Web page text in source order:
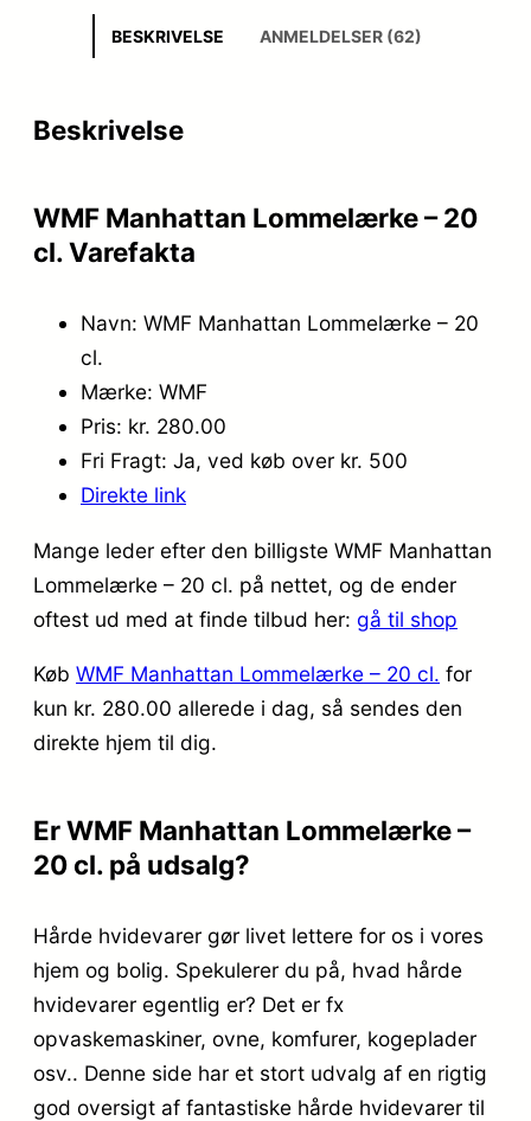
BESKRIVELSE ANMELDELSER (62)
Beskrivelse
WMF Manhattan Lommelærke – 20
cl. Varefakta
Navn: WMF Manhattan Lommelærke – 20
cl.
Mærke: WMF
Pris: kr. 280.00
Fri Fragt: Ja, ved køb over kr. 500
Direkte link
Mange leder efter den billigste WMF Manhattan
Lommelærke – 20 cl. på nettet, og de ender
oftest ud med at finde tilbud her: gå til shop
Køb WMF Manhattan Lommelærke – 20 cl. for
kun kr. 280.00 allerede i dag, så sendes den
direkte hjem til dig.
Er WMF Manhattan Lommelærke –
20 cl. på udsalg?
Hårde hvidevarer gør livet lettere for os i vores
hjem og bolig. Spekulerer du på, hvad hårde
hvidevarer egentlig er? Det er fx
opvaskemaskiner, ovne, komfurer, kogeplader
osv.. Denne side har et stort udvalg af en rigtig
god oversigt af fantastiske hårde hvidevarer til